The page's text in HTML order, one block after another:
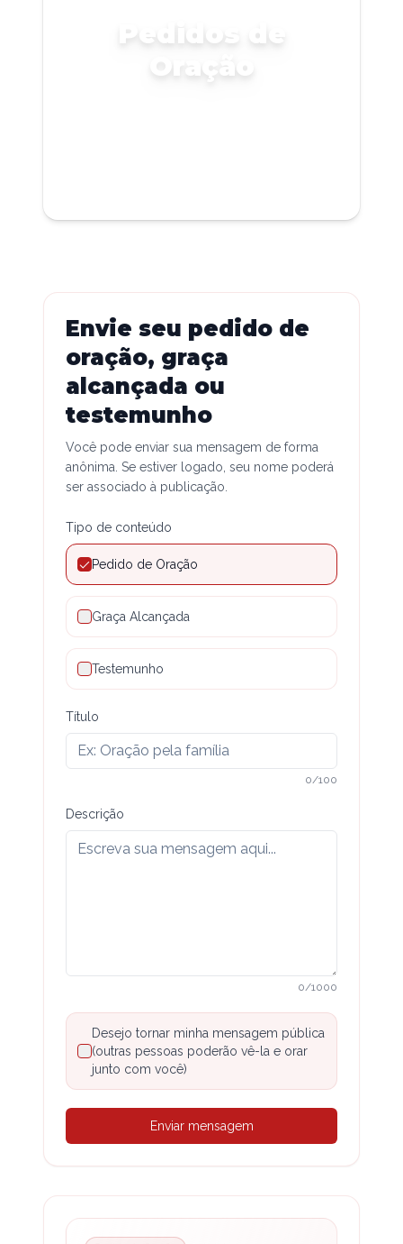
Pedidos de
Oração
Envie seu pedido de
oração, graça
alcançada ou
testemunho
Você pode enviar sua mensagem de forma
anônima. Se estiver logado, seu nome poderá
ser associado à publicação.
Tipo de conteúdo
Pedido de Oração
Graça Alcançada
Testemunho
Título
0/100
Descrição
0/1000
Desejo tornar minha mensagem pública
(outras pessoas poderão vê-la e orar
junto com você)
Enviar mensagem